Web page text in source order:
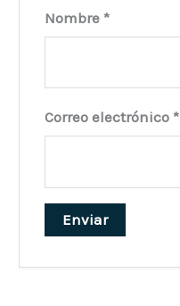
Nombre*
Correo electrónico*